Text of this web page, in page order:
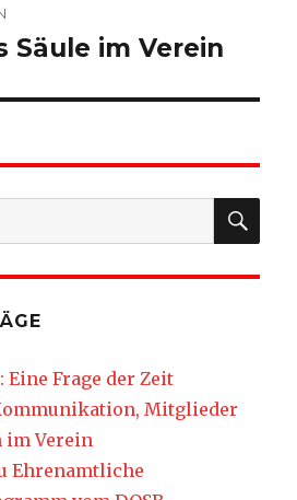
Säule im Verein
Frage der Zeit
Mitglieder
im Verein
Ehrenamtliche